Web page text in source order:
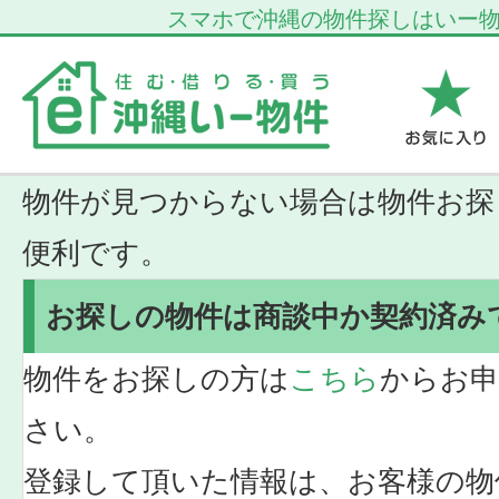
スマホで沖縄の物件探しはいー
物件が見つからない場合は物件お
便利です。
お探しの物件は商談中か契約済み
物件をお探しの方は こちら からお
さい。
登録して頂いた情報は、お客様の